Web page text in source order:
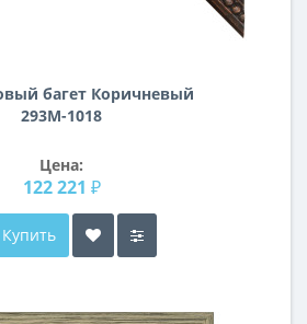
багет Коричневый
293M-1018
Цена:
122 221 ₽
Купить